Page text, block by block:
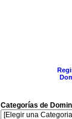
Categorías de